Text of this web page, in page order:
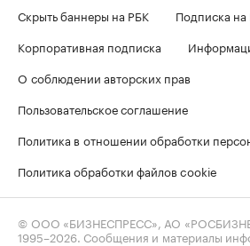
Скрыть баннеры на РБК
Подписка
Корпоративная подписка
О соблюдении авторских прав
Пользовательское соглашение
Политика в отношении обработки
Политика обработки файлов cookie
© ООО «БИЗНЕСПРЕСС», АО
1995–2026 . Сообщения и материалы